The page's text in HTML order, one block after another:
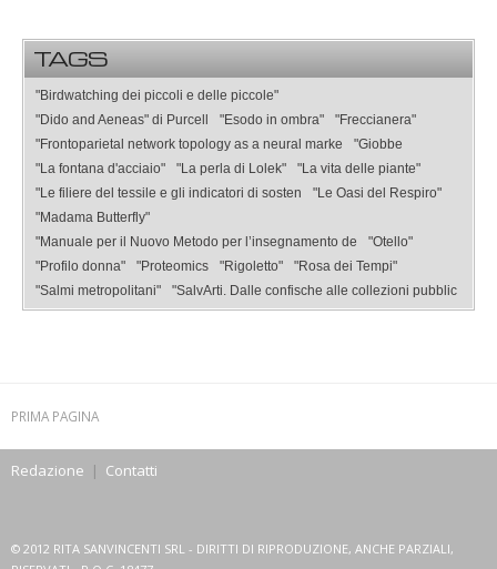
TAGS
"Birdwatching dei piccoli e delle piccole"
"Dido and Aeneas" di Purcell
"Esodo in ombra"
"Freccianera"
"Frontoparietal network topology as a neural marke
"Giobbe
"La fontana d'acciaio"
"La perla di Lolek"
"La vita delle piante"
"Le filiere del tessile e gli indicatori di sosten
"Le Oasi del Respiro"
"Madama Butterfly"
"Manuale per il Nuovo Metodo per l’insegnamento de
"Otello"
"Profilo donna"
"Proteomics "Rigoletto"
"Rosa dei Tempi"
"Salmi metropolitani"
"SalvArti. Dalle confische alle collezioni pubblic
PRIMA PAGINA
Redazione | Contatti
© 2012 RITA SANVINCENTI SRL - DIRITTI DI RIPRODUZIONE, ANCHE PARZIALI,